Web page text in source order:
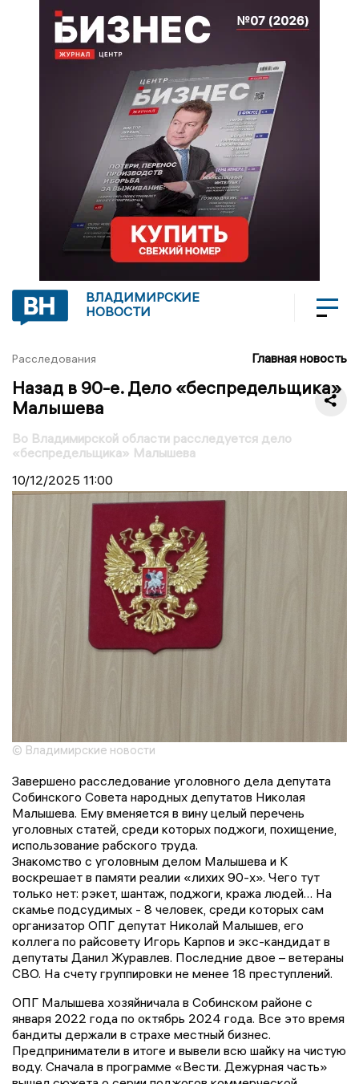
ВЛАДИМИРСКИЕ
НОВОСТИ
Расследования Главная новость
Назад в 90-е. Дело «беспредельщика»
Малышева
Во Владимирской области расследуется дело
«беспредельщика» Малышева
10/12/2025 11:00
© Владимирские новости
Завершено расследование уголовного дела депутата
Собинского Совета народных депутатов Николая
Малышева. Ему вменяется в вину целый перечень
уголовных статей, среди которых поджоги, похищение,
использование рабского труда.
Знакомство с уголовным делом Малышева и К
воскрешает в памяти реалии «лихих 90-х». Чего тут
только нет: рэкет, шантаж, поджоги, кража людей… На
скамье подсудимых - 8 человек, среди которых сам
организатор ОПГ депутат Николай Малышев, его
коллега по райсовету Игорь Карпов и экс-кандидат в
депутаты Данил Журавлев. Последние двое – ветераны
СВО. На счету группировки не менее 18 преступлений.
ОПГ Малышева хозяйничала в Собинском районе с
января 2022 года по октябрь 2024 года. Все это время
бандиты держали в страхе местный бизнес.
Предприниматели в итоге и вывели всю шайку на чистую
воду. Сначала в программе «Вести. Дежурная часть»